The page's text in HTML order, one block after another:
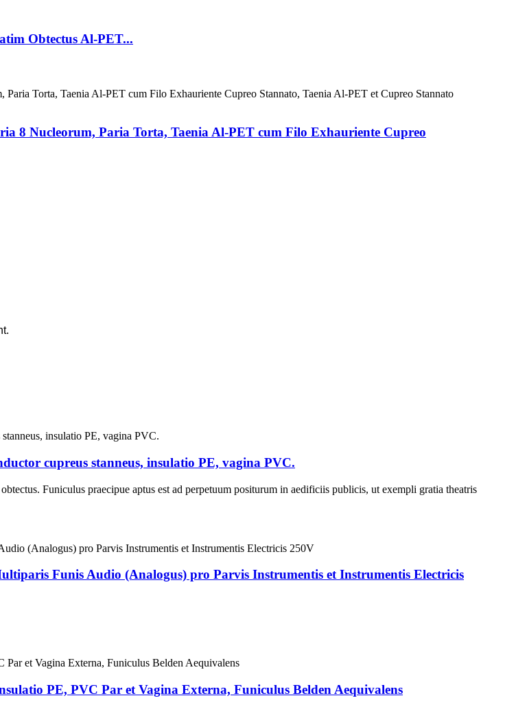
Obtectus Al-PET...
8 Nucleorum, Paria Torta, Taenia Al-PET cum Filo Exhauriente Cupreo
cupreus stanneus, insulatio PE, vagina PVC.
Funiculus praecipue aptus est ad perpetuum positurum in aedificiis publicis, ut exempli gratia theatris
Funis Audio (Analogus) pro Parvis Instrumentis et Instrumentis Electricis
PE, PVC Par et Vagina Externa, Funiculus Belden Aequivalens